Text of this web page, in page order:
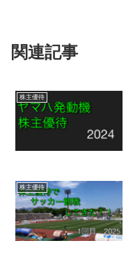
関連記事
株主優待
株主優待